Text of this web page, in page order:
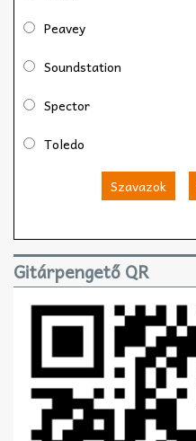
Peavey
Soundstation
Spector
Toledo
Szavazok
Gitárpengető QR